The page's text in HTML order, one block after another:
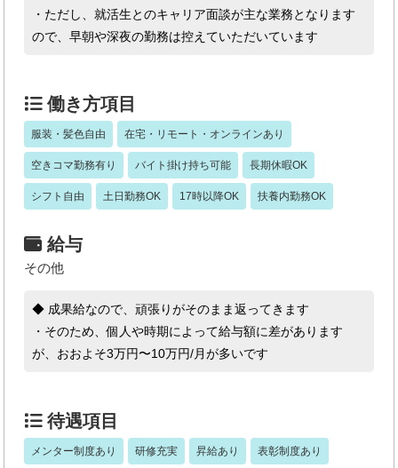
・ただし、就活生とのキャリア面談が主な業務となります
ので、早朝や深夜の勤務は控えていただいています
働き方項目
服装・髪色自由 在宅・リモート・オンラインあり
空きコマ勤務有り バイト掛け持ち可能 長期休暇OK
シフト自由 土日勤務OK 17時以降OK 扶養内勤務OK
給与
その他
◆ 成果給なので、頑張りがそのまま返ってきます
・そのため、個人や時期によって給与額に差があります
が、おおよそ3万円〜10万円/月が多いです
待遇項目
メンター制度あり 研修充実 昇給あり 表彰制度あり